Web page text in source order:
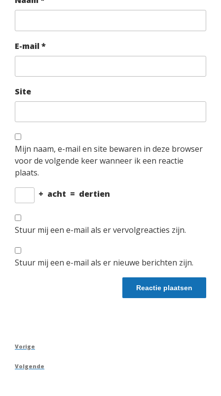
E-mail *
Site
Mijn naam, e-mail en site bewaren in deze browser
voor de volgende keer wanneer ik een reactie
plaats.
+ acht = dertien
Stuur mij een e-mail als er vervolgreacties zijn.
Stuur mij een e-mail als er nieuwe berichten zijn.
Berichtnavigatie
Vorig
Vorige
Volgend
Volgende